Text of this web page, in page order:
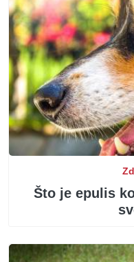
Što je epulis